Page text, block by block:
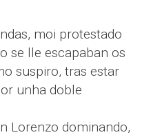
moi protestado
se lle escapaban os
suspiro, tras estar
unha doble
Lorenzo dominando,